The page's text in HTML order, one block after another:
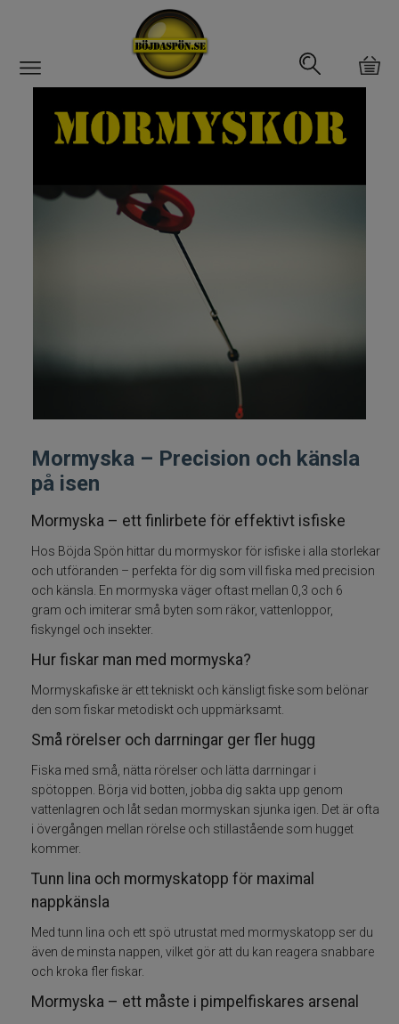
Gäddfemman
Interfiske
Småplock
Tillbehör
Flugbindning
Flugfiske
Vinterfiske
Balanspirkar
Pirkar
Mormyska
Rödingblänken
Isborrar
Pimpelkrok
Ismete
Mormyska – Precision och känsla
på isen
Mormyska – ett finlirbete för effektivt isfiske
Hos Böjda Spön hittar du mormyskor för isfiske i alla storlekar
och utföranden – perfekta för dig som vill fiska med precision
och känsla. En mormyska väger oftast mellan 0,3 och 6
gram och imiterar små byten som räkor, vattenloppor,
fiskyngel och insekter.
Hur fiskar man med mormyska?
Mormyskafiske är ett tekniskt och känsligt fiske som belönar
den som fiskar metodiskt och uppmärksamt.
Små rörelser och darrningar ger fler hugg
Fiska med små, nätta rörelser och lätta darrningar i
spötoppen. Börja vid botten, jobba dig sakta upp genom
vattenlagren och låt sedan mormyskan sjunka igen. Det är ofta
i övergången mellan rörelse och stillastående som hugget
kommer.
Tunn lina och mormyskatopp för maximal
nappkänsla
Med tunn lina och ett spö utrustat med mormyskatopp ser du
även de minsta nappen, vilket gör att du kan reagera snabbare
och kroka fler fiskar.
Mormyska – ett måste i pimpelfiskares arsenal